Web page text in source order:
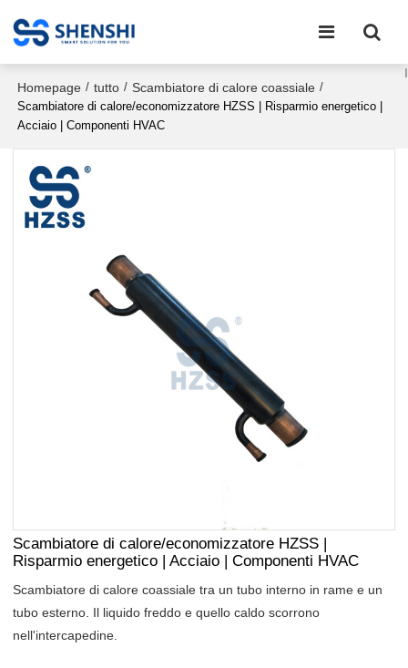
Homepage / tutto / Scambiatore di calore coassiale /
Scambiatore di calore/economizzatore HZSS | Risparmio energetico |
Acciaio | Componenti HVAC
Scambiatore di calore/economizzatore HZSS |
Risparmio energetico | Acciaio | Componenti HVAC
Scambiatore di calore coassiale tra un tubo interno in rame e un
tubo esterno. Il liquido freddo e quello caldo scorrono
nell'intercapedine.